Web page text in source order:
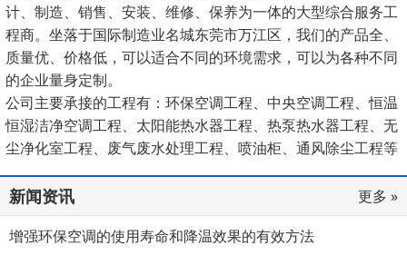
计、制造、销售、安装、维修、保养为一体的大型综合服务工
程商。坐落于国际制造业名城东莞市万江区，我们的产品全、
质量优、价格低，可以适合不同的环境需求，可以为各种不同
的企业量身定制。
公司主要承接的工程有：环保空调工程、中央空调工程、恒温
恒湿洁净空调工程、太阳能热水器工程、热泵热水器工程、无
尘净化室工程、废气废水处理工程、喷油柜、通风除尘工程等
领域。
新闻资讯
更多 »
增强环保空调的使用寿命和降温效果的有效方法